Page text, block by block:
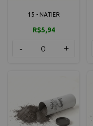
15 - NATIER
R$5,94
- +